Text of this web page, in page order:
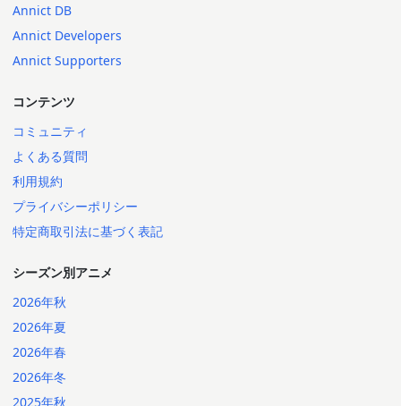
Annict DB
Annict Developers
Annict Supporters
コンテンツ
コミュニティ
よくある質問
利用規約
プライバシーポリシー
特定商取引法に基づく表記
シーズン別アニメ
2026年秋
2026年夏
2026年春
2026年冬
2025年秋